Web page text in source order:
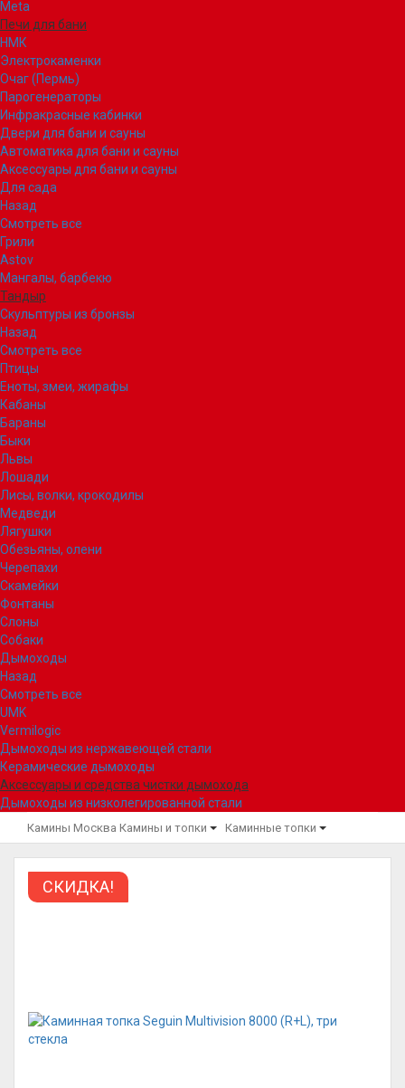
Meta
Печи для бани
НМК
Электрокаменки
Очаг (Пермь)
Парогенераторы
Инфракрасные кабинки
Двери для бани и сауны
Автоматика для бани и сауны
Аксессуары для бани и сауны
Для сада
Назад
Смотреть все
Грили
Astov
Мангалы, барбекю
Тандыр
Скульптуры из бронзы
Назад
Смотреть все
Птицы
Еноты, змеи, жирафы
Кабаны
Бараны
Быки
Львы
Лошади
Лисы, волки, крокодилы
Медведи
Лягушки
Обезьяны, олени
Черепахи
Скамейки
Фонтаны
Слоны
Собаки
Дымоходы
Назад
Смотреть все
UMK
Vermilogic
Дымоходы из нержавеющей стали
Керамические дымоходы
Аксессуары и средства чистки дымохода
Дымоходы из низколегированной стали
Камины Москва Камины и топки Каминные топки
СКИДКА!